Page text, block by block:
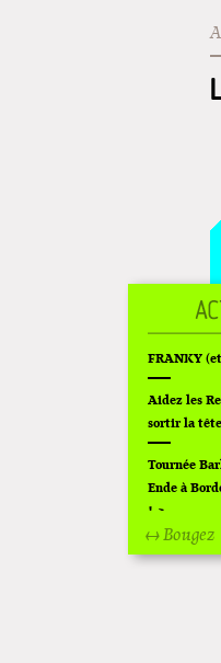
↔ Bougez
FRANKY
Aidez les
sortir la
Tournée
Ende à
!
Off Of Off